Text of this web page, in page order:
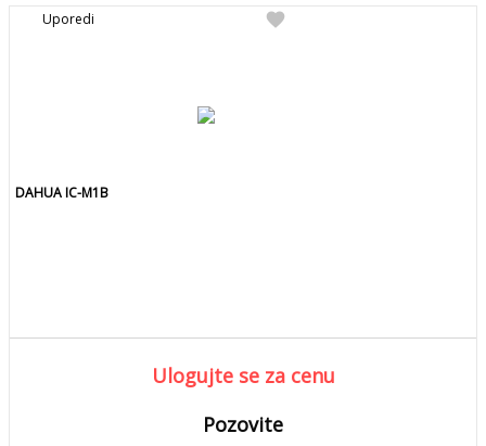
Detaljnijefavorite
Uporedi
DAHUA IC-M1B
Ulogujte se za cenu
Pozovite